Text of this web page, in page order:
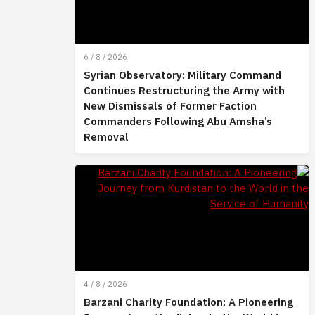
6 / 8 / 2026
Syrian Observatory: Military Command
Continues Restructuring the Army with
New Dismissals of Former Faction
Commanders Following Abu Amsha’s
Removal
4 / 8 / 2026
Barzani Charity Foundation: A Pioneering